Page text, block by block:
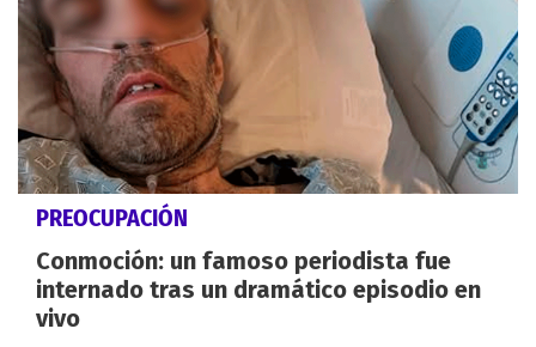
PREOCUPACIÓN
Conmoción: un famoso periodista fue
internado tras un dramático episodio en
vivo